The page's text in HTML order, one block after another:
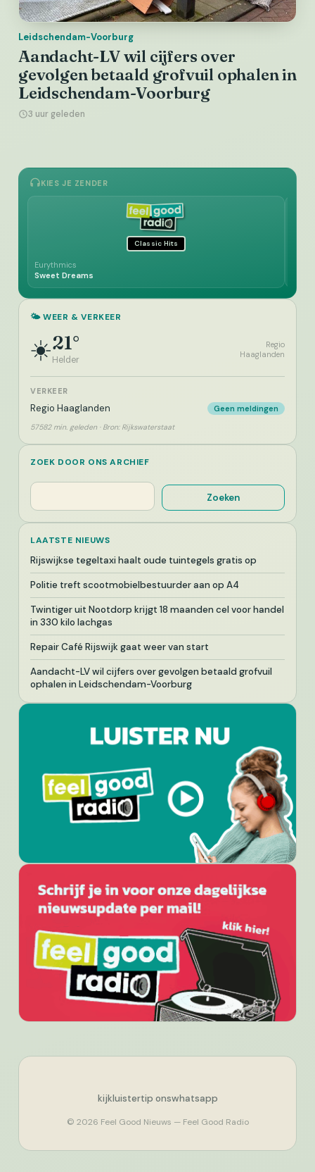
Leidschendam-Voorburg
Aandacht-LV wil cijfers over
gevolgen betaald grofvuil ophalen in
Leidschendam-Voorburg
3 uur geleden
KIES JE ZENDER
Classic Hits
Eurythmics
Sweet Dreams
🌤️ WEER & VERKEER
☀️21°
Helder
Regio
Haaglanden
VERKEER
Regio Haaglanden Geen meldingen
57582 min. geleden · Bron: Rijkswaterstaat
ZOEK DOOR ONS ARCHIEF
Zoeken
Zoeken
LAATSTE NIEUWS
Rijswijkse tegeltaxi haalt oude tuintegels gratis op
Politie treft scootmobielbestuurder aan op A4
Twintiger uit Nootdorp krijgt 18 maanden cel voor handel
in 330 kilo lachgas
Repair Café Rijswijk gaat weer van start
Aandacht-LV wil cijfers over gevolgen betaald grofvuil
ophalen in Leidschendam-Voorburg
kijkluistertip onswhatsapp
© 2026 Feel Good Nieuws — Feel Good Radio